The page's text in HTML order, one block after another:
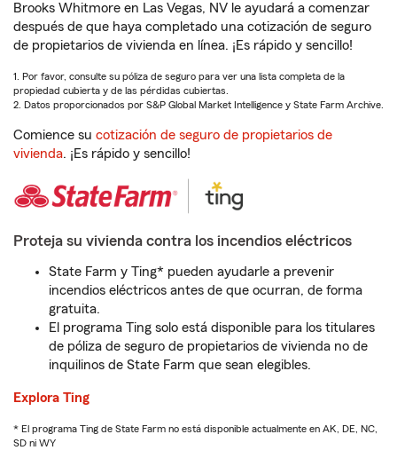
Brooks Whitmore en Las Vegas, NV le ayudará a comenzar
después de que haya completado una cotización de seguro
de propietarios de vivienda en línea. ¡Es rápido y sencillo!
1. Por favor, consulte su póliza de seguro para ver una lista completa de la
propiedad cubierta y de las pérdidas cubiertas.
2. Datos proporcionados por S&P Global Market Intelligence y State Farm Archive.
Comience su cotización de seguro de propietarios de
vivienda. ¡Es rápido y sencillo!
Proteja su vivienda contra los incendios eléctricos
State Farm y Ting* pueden ayudarle a prevenir
incendios eléctricos antes de que ocurran, de forma
gratuita.
El programa Ting solo está disponible para los titulares
de póliza de seguro de propietarios de vivienda no de
inquilinos de State Farm que sean elegibles.
Explora Ting
* El programa Ting de State Farm no está disponible actualmente en AK, DE, NC,
SD ni WY